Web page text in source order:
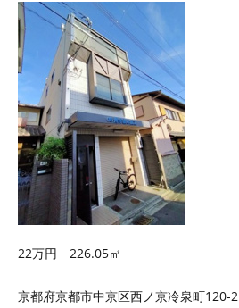
22万円 226.05㎡
京都府京都市中京区西ノ京冷泉町120-2